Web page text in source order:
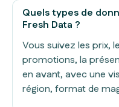
Quels types de
Fresh Data ?
Vous suivez les prix,
promotions, la
en avant, avec une
région, format de